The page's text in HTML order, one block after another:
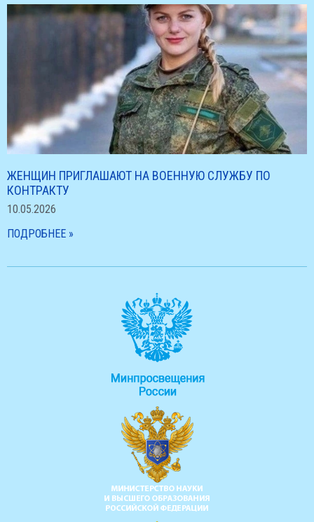
ЖЕНЩИН ПРИГЛАШАЮТ НА ВОЕННУЮ СЛУЖБУ ПО
КОНТРАКТУ
10.05.2026
ПОДРОБНЕЕ »